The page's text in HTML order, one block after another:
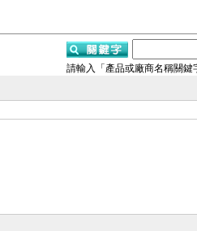
請輸入「產品或廠商名稱關鍵